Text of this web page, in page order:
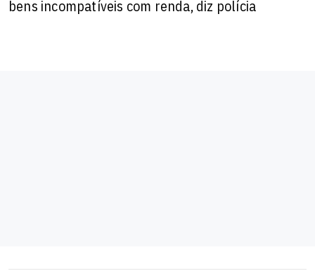
bens incompatíveis com renda, diz polícia